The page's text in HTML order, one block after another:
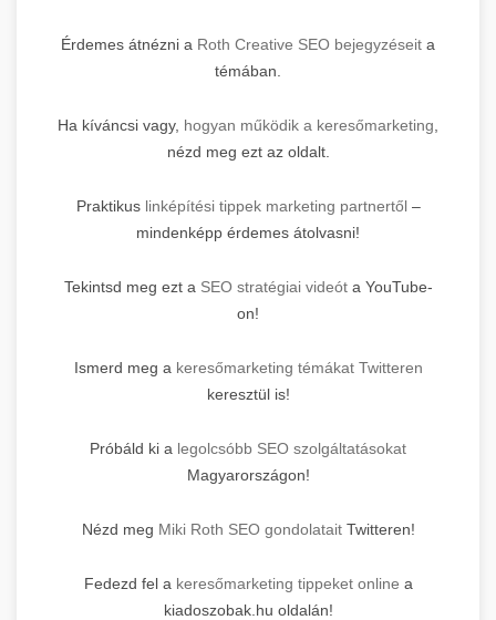
Érdemes átnézni a Roth Creative SEO bejegyzéseit a
témában.
Ha kíváncsi vagy, hogyan működik a keresőmarketing
nézd meg ezt az oldalt.
Praktikus linképítési tippek marketing partnertől–
mindenképp érdemes átolvasni!
Tekintsd meg ezt a SEO stratégiai videóta YouTube-
on!
Ismerd meg a keresőmarketing témákat Twitteren
keresztül is!
Próbáld ki a legolcsóbb SEO szolgáltatásokat
Magyarországon!
Nézd meg Miki Roth SEO gondolataitTwitteren!
Fedezd fel a keresőmarketing tippeket online a
kiadoszobak.hu oldalán!